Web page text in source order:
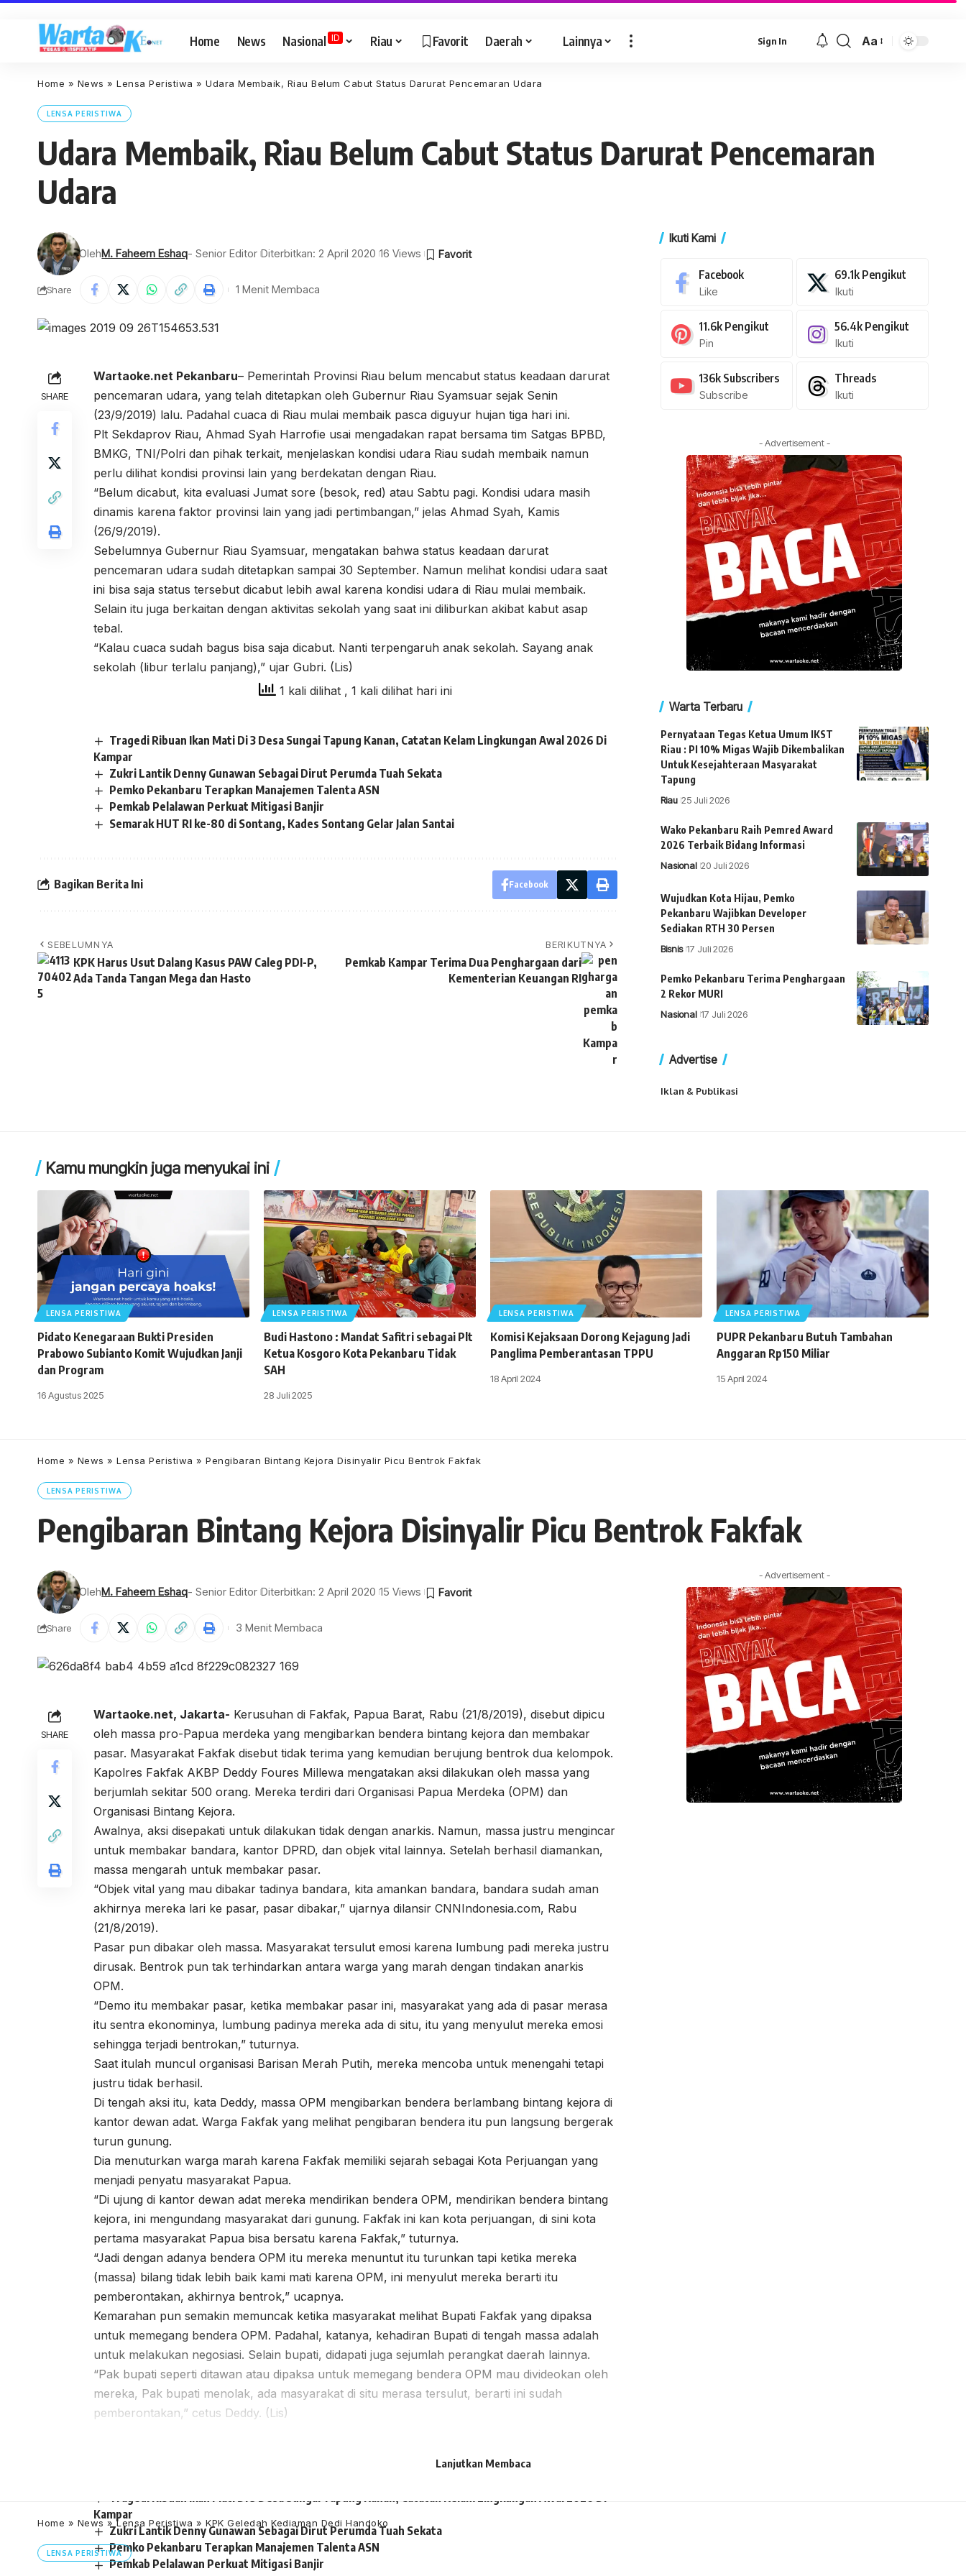
Home News Nasional ID Riau Favorit Daerah Lainnya Sign In
Font
Aa
Home » News » Lensa Peristiwa » Udara Membaik, Riau Belum Cabut Status Darurat Pencemaran Udara
LENSA PERISTIWA
Udara Membaik, Riau Belum Cabut Status Darurat Pencemaran
Udara
OlehM. Faheem Eshaq- Senior Editor Diterbitkan: 2 April 2020 16 Views
Share 1 Menit Membaca
SHARE
Wartaoke.net Pekanbaru– Pemerintah Provinsi Riau belum mencabut status keadaan darurat
pencemaran udara, yang telah ditetapkan oleh Gubernur Riau Syamsuar sejak Senin
(23/9/2019) lalu. Padahal cuaca di Riau mulai membaik pasca diguyur hujan tiga hari ini.
Plt Sekdaprov Riau, Ahmad Syah Harrofie usai mengadakan rapat bersama tim Satgas BPBD,
BMKG, TNI/Polri dan pihak terkait, menjelaskan kondisi udara Riau sudah membaik namun
perlu dilihat kondisi provinsi lain yang berdekatan dengan Riau.
“Belum dicabut, kita evaluasi Jumat sore (besok, red) atau Sabtu pagi. Kondisi udara masih
dinamis karena faktor provinsi lain yang jadi pertimbangan,” jelas Ahmad Syah, Kamis
(26/9/2019).
Sebelumnya Gubernur Riau Syamsuar, mengatakan bahwa status keadaan darurat
pencemaran udara sudah ditetapkan sampai 30 September. Namun melihat kondisi udara saat
ini bisa saja status tersebut dicabut lebih awal karena kondisi udara di Riau mulai membaik.
Selain itu juga berkaitan dengan aktivitas sekolah yang saat ini diliburkan akibat kabut asap
tebal.
“Kalau cuaca sudah bagus bisa saja dicabut. Nanti terpengaruh anak sekolah. Sayang anak
sekolah (libur terlalu panjang),” ujar Gubri. (Lis)
1 kali dilihat , 1 kali dilihat hari ini
Tragedi Ribuan Ikan Mati Di 3 Desa Sungai Tapung Kanan, Catatan Kelam Lingkungan Awal 2026 Di
Kampar
Zukri Lantik Denny Gunawan Sebagai Dirut Perumda Tuah Sekata
Pemko Pekanbaru Terapkan Manajemen Talenta ASN
Pemkab Pelalawan Perkuat Mitigasi Banjir
Semarak HUT RI ke-80 di Sontang, Kades Sontang Gelar Jalan Santai
Bagikan Berita Ini Facebook
SEBELUMNYA
KPK Harus Usut Dalang Kasus PAW Caleg PDI-P,
Ada Tanda Tangan Mega dan Hasto
BERIKUTNYA
Pemkab Kampar Terima Dua Penghargaan dari
Kementerian Keuangan RI
Ikuti Kami
Facebook
Like
69.1k Pengikut
Ikuti
11.6k Pengikut
Pin
56.4k Pengikut
Ikuti
136k Subscribers
Subscribe
Threads
Ikuti
- Advertisement -
Warta Terbaru
Pernyataan Tegas Ketua Umum IKST
Riau : PI 10% Migas Wajib Dikembalikan
Untuk Kesejahteraan Masyarakat
Tapung
Riau 25 Juli 2026
Wako Pekanbaru Raih Pemred Award
2026 Terbaik Bidang Informasi
Nasional 20 Juli 2026
Wujudkan Kota Hijau, Pemko
Pekanbaru Wajibkan Developer
Sediakan RTH 30 Persen
Bisnis 17 Juli 2026
Pemko Pekanbaru Terima Penghargaan
2 Rekor MURI
Nasional 17 Juli 2026
Advertise
Iklan & Publikasi
Kamu mungkin juga menyukai ini
LENSA PERISTIWA
Pidato Kenegaraan Bukti Presiden
Prabowo Subianto Komit Wujudkan Janji
dan Program
16 Agustus 2025
LENSA PERISTIWA
Budi Hastono : Mandat Safitri sebagai Plt
Ketua Kosgoro Kota Pekanbaru Tidak
SAH
28 Juli 2025
LENSA PERISTIWA
Komisi Kejaksaan Dorong Kejagung Jadi
Panglima Pemberantasan TPPU
18 April 2024
LENSA PERISTIWA
PUPR Pekanbaru Butuh Tambahan
Anggaran Rp150 Miliar
15 April 2024
Home » News » Lensa Peristiwa » Pengibaran Bintang Kejora Disinyalir Picu Bentrok Fakfak
LENSA PERISTIWA
Pengibaran Bintang Kejora Disinyalir Picu Bentrok Fakfak
OlehM. Faheem Eshaq- Senior Editor Diterbitkan: 2 April 2020 15 Views
Share 3 Menit Membaca
SHARE
Wartaoke.net, Jakarta- Kerusuhan di Fakfak, Papua Barat, Rabu (21/8/2019), disebut dipicu
oleh massa pro-Papua merdeka yang mengibarkan bendera bintang kejora dan membakar
pasar. Masyarakat Fakfak disebut tidak terima yang kemudian berujung bentrok dua kelompok.
Kapolres Fakfak AKBP Deddy Foures Millewa mengatakan aksi dilakukan oleh massa yang
berjumlah sekitar 500 orang. Mereka terdiri dari Organisasi Papua Merdeka (OPM) dan
Organisasi Bintang Kejora.
Awalnya, aksi disepakati untuk dilakukan tidak dengan anarkis. Namun, massa justru mengincar
untuk membakar bandara, kantor DPRD, dan objek vital lainnya. Setelah berhasil diamankan,
massa mengarah untuk membakar pasar.
“Objek vital yang mau dibakar tadinya bandara, kita amankan bandara, bandara sudah aman
akhirnya mereka lari ke pasar, pasar dibakar,” ujarnya dilansir CNNIndonesia.com, Rabu
(21/8/2019).
Pasar pun dibakar oleh massa. Masyarakat tersulut emosi karena lumbung padi mereka justru
dirusak. Bentrok pun tak terhindarkan antara warga yang marah dengan tindakan anarkis
OPM.
“Demo itu membakar pasar, ketika membakar pasar ini, masyarakat yang ada di pasar merasa
itu sentra ekonominya, lumbung padinya mereka ada di situ, itu yang menyulut mereka emosi
sehingga terjadi bentrokan,” tuturnya.
Saat itulah muncul organisasi Barisan Merah Putih, mereka mencoba untuk menengahi tetapi
justru tidak berhasil.
Di tengah aksi itu, kata Deddy, massa OPM mengibarkan bendera berlambang bintang kejora di
kantor dewan adat. Warga Fakfak yang melihat pengibaran bendera itu pun langsung bergerak
turun gunung.
Dia menuturkan warga marah karena Fakfak memiliki sejarah sebagai Kota Perjuangan yang
menjadi penyatu masyarakat Papua.
“Di ujung di kantor dewan adat mereka mendirikan bendera OPM, mendirikan bendera bintang
kejora, ini mengundang masyarakat dari gunung. Fakfak ini kan kota perjuangan, di sini kota
pertama masyarakat Papua bisa bersatu karena Fakfak,” tuturnya.
“Jadi dengan adanya bendera OPM itu mereka menuntut itu turunkan tapi ketika mereka
(massa) bilang tidak lebih baik kami mati karena OPM, ini menyulut mereka berarti itu
pemberontakan, akhirnya bentrok,” ucapnya.
Kemarahan pun semakin memuncak ketika masyarakat melihat Bupati Fakfak yang dipaksa
untuk memegang bendera OPM. Padahal, katanya, kehadiran Bupati di tengah massa adalah
untuk melakukan negosiasi. Selain bupati, didapati juga sejumlah perangkat daerah lainnya.
“Pak bupati seperti ditawan atau dipaksa untuk memegang bendera OPM mau divideokan oleh
mereka, Pak bupati menolak, ada masyarakat di situ merasa tersulut, berarti ini sudah
pemberontakan,” cetus Deddy. (Lis)
Tragedi Ribuan Ikan Mati Di 3 Desa Sungai Tapung Kanan, Catatan Kelam Lingkungan Awal 2026 Di
Kampar
Zukri Lantik Denny Gunawan Sebagai Dirut Perumda Tuah Sekata
Pemko Pekanbaru Terapkan Manajemen Talenta ASN
Pemkab Pelalawan Perkuat Mitigasi Banjir
- Advertisement -
Lanjutkan Membaca
Home » News » Lensa Peristiwa » KPK Geledah Kediaman Dedi Handoko
LENSA PERISTIWA